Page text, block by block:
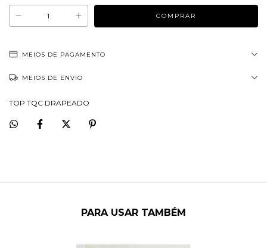
MEIOS DE PAGAMENTO
MEIOS DE ENVIO
TOP TQC DRAPEADO
PARA USAR TAMBÉM